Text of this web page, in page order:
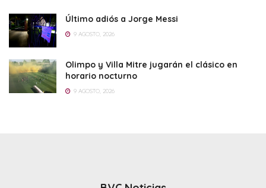
Último adiós a Jorge Messi
9 AGOSTO, 2026
Olimpo y Villa Mitre jugarán el clásico en
horario nocturno
9 AGOSTO, 2026